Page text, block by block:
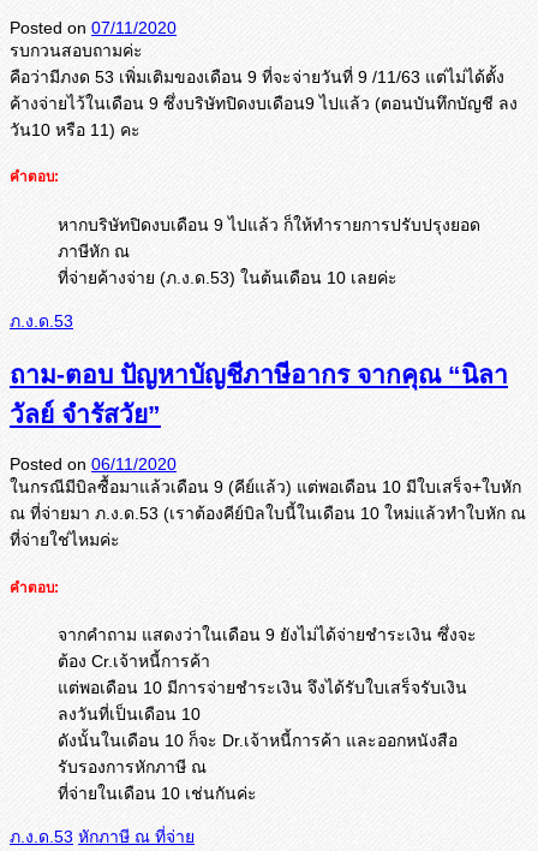
Posted on 07/11/2020
รบกวนสอบถามค่ะ
คือว่ามีภงด 53 เพิ่มเติมของเดือน 9 ที่จะจ่ายวันที่ 9 /11/63 แต่ไม่ได้ตั้ง
ค้างจ่ายไว้ในเดือน 9 ซึ่งบริษัทปิดงบเดือน9 ไปแล้ว (ตอนบันทึกบัญชี ลง
วัน10 หรือ 11) คะ
คำตอบ:
หากบริษัทปิดงบเดือน 9 ไปแล้ว ก็ให้ทำรายการปรับปรุงยอด
ภาษีหัก ณ
ที่จ่ายค้างจ่าย (ภ.ง.ด.53) ในต้นเดือน 10 เลยค่ะ
ภ.ง.ด.53
ถาม-ตอบ ปัญหาบัญชีภาษีอากร จากคุณ “นิลา
วัลย์ จำรัสวัย”
Posted on 06/11/2020
ในกรณีมีบิลซื้อมาแล้วเดือน 9 (คีย์แล้ว) แต่พอเดือน 10 มีใบเสร็จ+ใบหัก
ณ ที่จ่ายมา ภ.ง.ด.53 (เราต้องคีย์บิลใบนี้ในเดือน 10 ใหม่แล้วทำใบหัก ณ
ที่จ่ายใช่ไหมค่ะ
คำตอบ:
จากคำถาม แสดงว่าในเดือน 9 ยังไม่ได้จ่ายชำระเงิน ซึ่งจะ
ต้อง Cr.เจ้าหนี้การค้า
แต่พอเดือน 10 มีการจ่ายชำระเงิน จึงได้รับใบเสร็จรับเงิน
ลงวันที่เป็นเดือน 10
ดังนั้นในเดือน 10 ก็จะ Dr.เจ้าหนี้การค้า และออกหนังสือ
รับรองการหักภาษี ณ
ที่จ่ายในเดือน 10 เช่นกันค่ะ
ภ.ง.ด.53 หักภาษี ณ ที่จ่าย